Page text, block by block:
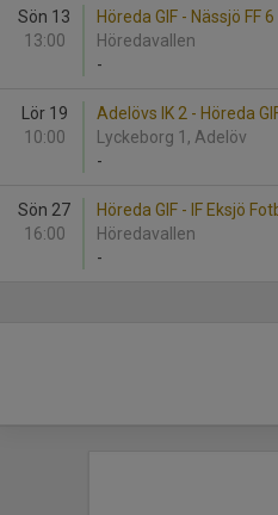
Sön 13
13:00
Höreda GIF - Nässjö FF 6
Höredavallen
-
Lör 19
10:00
Adelövs IK 2 - Höreda
Lyckeborg 1, Adelöv
-
Sön 27
16:00
Höreda GIF - IF Eksjö
Höredavallen
-